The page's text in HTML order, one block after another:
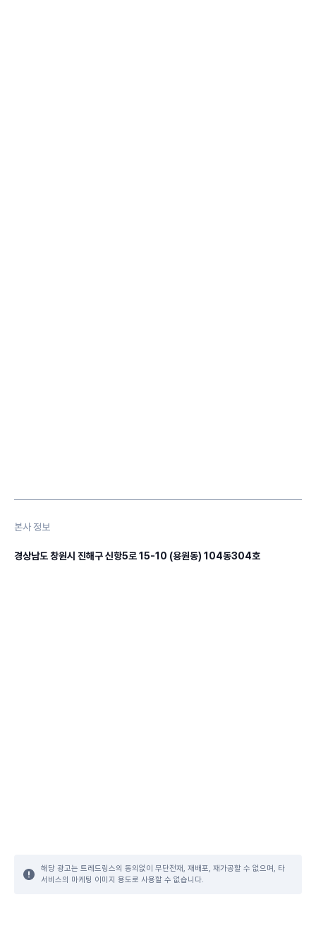
본사 정보
경상남도 창원시 진해구 신항5로 15-10 (용원동) 104동304호
해당 광고는 트레드링스의 동의없이 무단전재, 재배포, 재가공할 수 없으며, 타
서비스의 마케팅 이미지 용도로 사용할 수 없습니다.